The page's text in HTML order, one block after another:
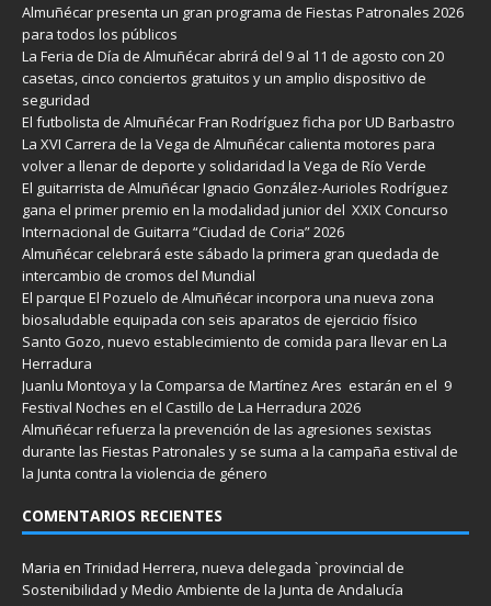
Almuñécar presenta un gran programa de Fiestas Patronales 2026
para todos los públicos
La Feria de Día de Almuñécar abrirá del 9 al 11 de agosto con 20
casetas, cinco conciertos gratuitos y un amplio dispositivo de
seguridad
El futbolista de Almuñécar Fran Rodríguez ficha por UD Barbastro
La XVI Carrera de la Vega de Almuñécar calienta motores para
volver a llenar de deporte y solidaridad la Vega de Río Verde
El guitarrista de Almuñécar Ignacio González-Aurioles Rodríguez
gana el primer premio en la modalidad junior del XXIX Concurso
Internacional de Guitarra “Ciudad de Coria” 2026
Almuñécar celebrará este sábado la primera gran quedada de
intercambio de cromos del Mundial
El parque El Pozuelo de Almuñécar incorpora una nueva zona
biosaludable equipada con seis aparatos de ejercicio físico
Santo Gozo, nuevo establecimiento de comida para llevar en La
Herradura
Juanlu Montoya y la Comparsa de Martínez Ares estarán en el 9
Festival Noches en el Castillo de La Herradura 2026
Almuñécar refuerza la prevención de las agresiones sexistas
durante las Fiestas Patronales y se suma a la campaña estival de
la Junta contra la violencia de género
COMENTARIOS RECIENTES
Maria en Trinidad Herrera, nueva delegada `provincial de
Sostenibilidad y Medio Ambiente de la Junta de Andalucía